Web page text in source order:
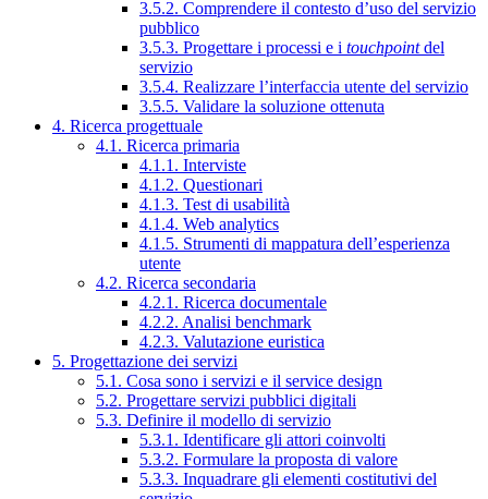
3.5.2. Comprendere il contesto d’uso del servizio
pubblico
3.5.3. Progettare i processi e i touchpointdel
servizio
3.5.4. Realizzare l’interfaccia utente del servizio
3.5.5. Validare la soluzione ottenuta
4. Ricerca progettuale
4.1. Ricerca primaria
4.1.1. Interviste
4.1.2. Questionari
4.1.3. Test di usabilità
4.1.4. Web analytics
4.1.5. Strumenti di mappatura dell’esperienza
utente
4.2. Ricerca secondaria
4.2.1. Ricerca documentale
4.2.2. Analisi benchmark
4.2.3. Valutazione euristica
5. Progettazione dei servizi
5.1. Cosa sono i servizi e il service design
5.2. Progettare servizi pubblici digitali
5.3. Definire il modello di servizio
5.3.1. Identificare gli attori coinvolti
5.3.2. Formulare la proposta di valore
5.3.3. Inquadrare gli elementi costitutivi del